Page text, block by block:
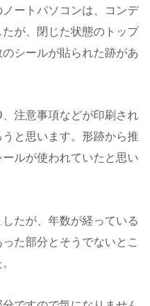
ートパソコンは、コンデ
が、閉じた状態のトップ
のシールが貼られた跡があ
注意事項などが印刷され
と思います。形跡から推
ルが使われていたと思い
たが、年数が経っている
た部分とそうでないとこ